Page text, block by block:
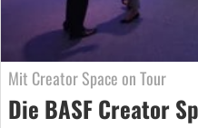
Mit Creator Space on Tour
Die BASF Creator